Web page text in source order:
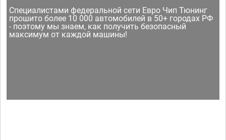
Специалистами федеральной сети Евро Чип Тюнинг
прошито более 10 000 автомобилей в 50+ городах РФ
- поэтому мы знаем, как получить безопасный
максимум от каждой машины!